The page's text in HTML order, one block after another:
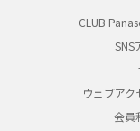
CLUB
SNS
ウェブア
会員